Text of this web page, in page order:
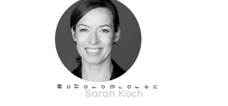
©
Ho f
fotog r
a fen
Sarah Koch